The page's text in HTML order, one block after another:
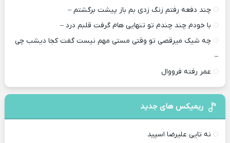
چند دفعه رفتم زنگ زدی بم باز پیشت برگشتم –
با خودم چند چندم تو تنهایی هام گرفت قلبم درد –
چه شیک میرقصی تو وقتی مستی مهم نیست گفت کجا دیشب چی
–
عمر رفته فرووال
ریمیکس های جدید
نه تایی علیرضا اسپید